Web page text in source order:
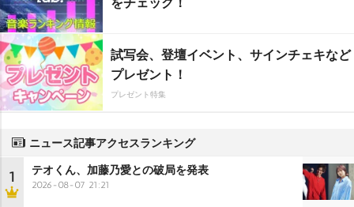
試写会、登壇イベント、サインチェキなど
プレゼント！
プレゼント特集
ニュース記事アクセスランキング
1 テオくん、加藤乃愛との破局を発表
2026-08-07 21:21